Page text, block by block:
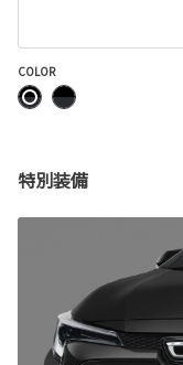
COLOR
特別装備